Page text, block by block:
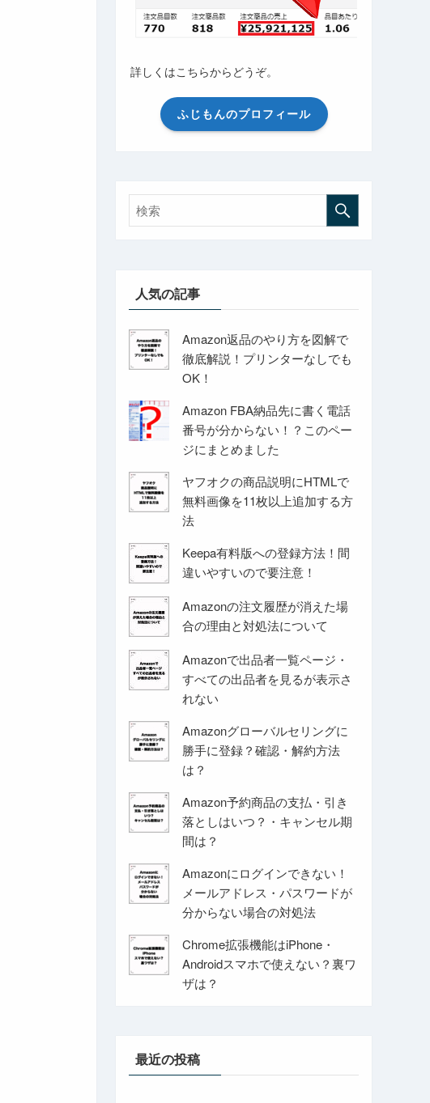
詳しくはこちらからどうぞ。
ふじもんのプロフィール
人気の記事
Amazon返品のやり方を図解で
徹底解説！プリンターなしでも
OK！
Amazon FBA納品先に書く電話
番号が分からない！？このペー
ジにまとめました
ヤフオクの商品説明にHTMLで
無料画像を11枚以上追加する方
法
Keepa有料版への登録方法！間
違いやすいので要注意！
Amazonの注文履歴が消えた場
合の理由と対処法について
Amazonで出品者一覧ページ・
すべての出品者を見るが表示さ
れない
Amazonグローバルセリングに
勝手に登録？確認・解約方法
は？
Amazon予約商品の支払・引き
落としはいつ？・キャンセル期
間は？
Amazonにログインできない！
メールアドレス・パスワードが
分からない場合の対処法
Chrome拡張機能はiPhone・
Androidスマホで使えない？裏ワ
ザは？
最近の投稿